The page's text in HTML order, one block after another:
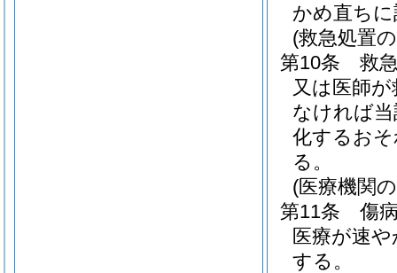
かめ直ち
(救急処置
第10条
救
又は医師
なければ
化するお
る。
(医療機関
第11条
傷
医療が速
する。